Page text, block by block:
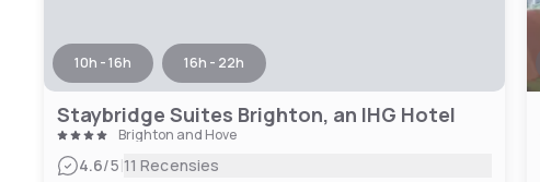
10h - 16h 16h - 22h
Staybridge Suites Brighton, an IHG Hotel
Brighton and Hove
4.6/5|11 Recensies